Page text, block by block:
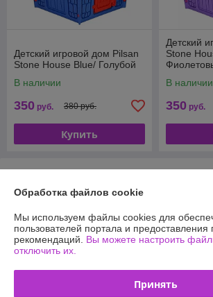
Детский игровой дом Pilsan
Stone House Blue/ Голубой
В наличии
350 руб. 380 руб.
Купить
Детский
Stone
В наличии
350 руб.
Компания продает наDeal.by
Работает с 02.03.2014
2-й переулок Тимошенко 3, Минск,
Обработка файлов cookie
Мы используем файлы cookies для
пользователей портала и
рекомендаций. Вы можете настроить
отключить их.
Принять